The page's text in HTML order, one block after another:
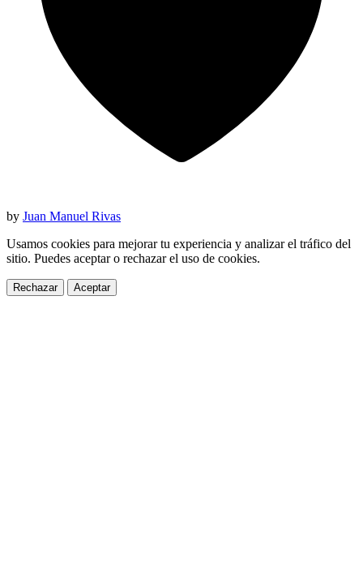
by Juan Manuel Rivas
Usamos cookies para mejorar tu experiencia y analizar el tráfico del
sitio. Puedes aceptar o rechazar el uso de cookies.
Rechazar Aceptar